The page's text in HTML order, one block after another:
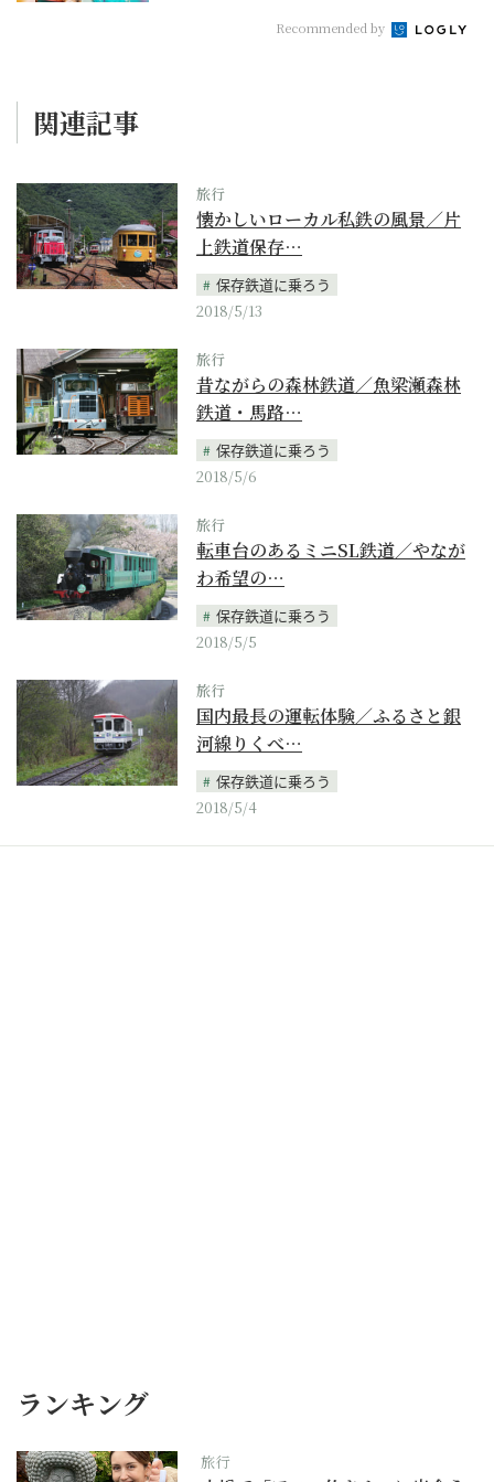
Recommended by
関連記事
旅行
懐かしいローカル私鉄の風景／片
上鉄道保存…
保存鉄道に乗ろう
2018/5/13
旅行
昔ながらの森林鉄道／魚梁瀬森林
鉄道・馬路…
保存鉄道に乗ろう
2018/5/6
旅行
転車台のあるミニSL鉄道／やなが
わ希望の…
保存鉄道に乗ろう
2018/5/5
旅行
国内最長の運転体験／ふるさと銀
河線りくべ…
保存鉄道に乗ろう
2018/5/4
ランキング
旅行